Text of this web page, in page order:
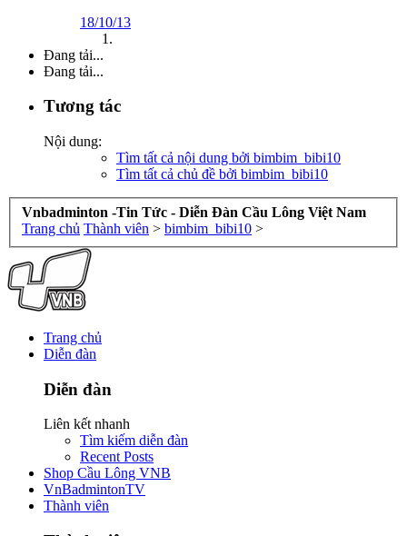
18/10/13
Đang tải...
Đang tải...
Tương tác
Nội dung:
Tìm tất cả nội dung bởi bimbim_bibi10
Tìm tất cả chủ đề bởi bimbim_bibi10
Vnbadminton -Tin Tức - Diễn Đàn Cầu Lông Việt Nam
Trang chủ Thành viên > bimbim_bibi10 >
Trang chủ
Diễn đàn
Diễn đàn
Liên kết nhanh
Tìm kiếm diễn đàn
Recent Posts
Shop Cầu Lông VNB
VnBadmintonTV
Thành viên